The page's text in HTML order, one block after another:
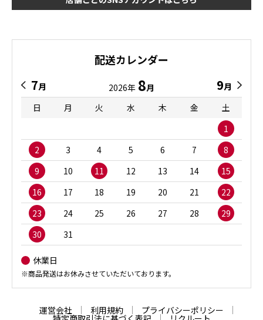
配送カレンダー
7月 2026年 8月 9月
日
月 火 水 木 金
土
1
2
3 4 5 6 7
8
9
10 11 12 13 14
15
16
17 18 19 20 21
22
23
24 25 26 27 28
29
30
31
休業日
※商品発送はお休みさせていただいております。
運営会社 利用規約 プライバシーポリシー